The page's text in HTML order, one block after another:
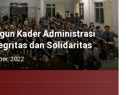
Kader Administrasi
dan Solidaritas
2022